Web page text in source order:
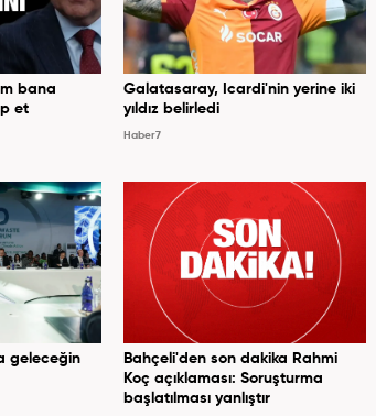
bana
et
Galatasaray, Icardi'nin yerine iki
yıldız belirledi
Haber7
geleceğin
Bahçeli'den son dakika Rahmi
Koç açıklaması: Soruşturma
başlatılması yanlıştır